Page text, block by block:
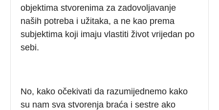
objektima stvorenima za zadovoljavanje
naših potreba i užitaka, a ne kao prema
subjektima koji imaju vlastiti život vrijedan po
sebi.
No, kako očekivati da razumijednemo kako
su nam sva stvorenja braća i sestre ako